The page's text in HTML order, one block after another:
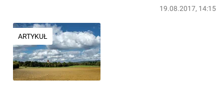
19.08.2017, 14:15
ARTYKUŁ